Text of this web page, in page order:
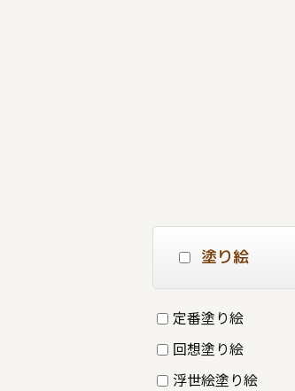
塗り絵
定番塗り絵
回想塗り絵
浮世絵塗り絵